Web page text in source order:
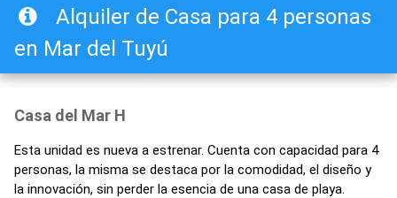
Alquiler de Casa para 4 personas
en Mar del Tuyú
Casa del Mar H
Esta unidad es nueva a estrenar. Cuenta con capacidad para 4
personas, la misma se destaca por la comodidad, el diseño y
la innovación, sin perder la esencia de una casa de playa.